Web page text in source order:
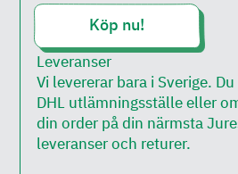
Leveranser
Vi levererar bara i Sverige.
DHL utlämningsställe eller
din order på din närmsta
leveranser och returer.